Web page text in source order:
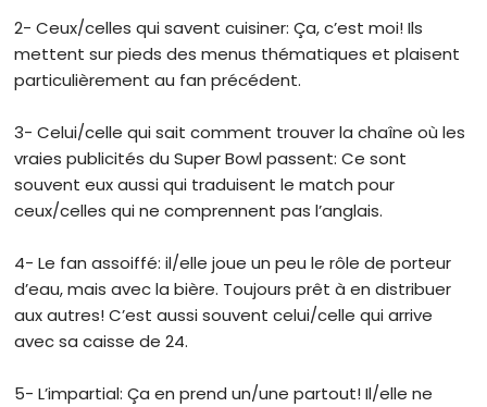
2- Ceux/celles qui savent cuisiner: Ça, c’est moi! Ils
mettent sur pieds des menus thématiques et plaisent
particulièrement au fan précédent.
3- Celui/celle qui sait comment trouver la chaîne où les
vraies publicités du Super Bowl passent: Ce sont
souvent eux aussi qui traduisent le match pour
ceux/celles qui ne comprennent pas l’anglais.
4- Le fan assoiffé: il/elle joue un peu le rôle de porteur
d’eau, mais avec la bière. Toujours prêt à en distribuer
aux autres! C’est aussi souvent celui/celle qui arrive
avec sa caisse de 24.
5- L’impartial: Ça en prend un/une partout! Il/elle ne